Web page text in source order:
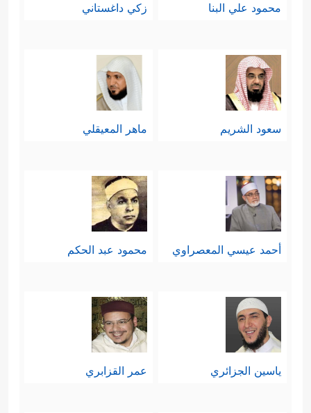
محمود علي البنا زكي داغستاني
سعود الشريم ماهر المعيقلي
أحمد عيسي المعصراوي محمود عبد الحكم
ياسين الجزائري عمر القزابري